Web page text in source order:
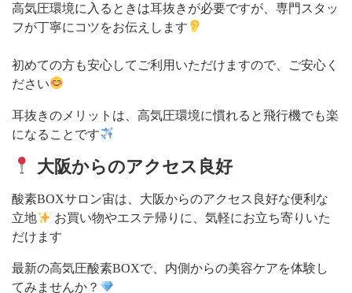
高気圧環境に入るときは耳抜きが必要ですが、専門スタッ
フが丁寧にコツをお伝えします
初めての方も安心してご利用いただけますので、ご安心く
ださい
耳抜きのメリットは、高気圧環境に慣れると飛行機でも楽
になることです
大阪からのアクセス良好
酸素BOXサロン宙は、大阪からのアクセス良好な便利な
立地
お買い物やエステ帰りに、気軽にお立ち寄りいた
だけます
最新の高気圧酸素BOXで、内側からの美容ケアを体験し
てみませんか？